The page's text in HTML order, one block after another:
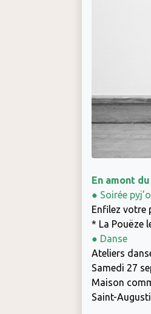
En amont
● Soirée
Enfilez votre
* La Pouëze
● Danse
Ateliers
Samedi 27
Maison
Saint-